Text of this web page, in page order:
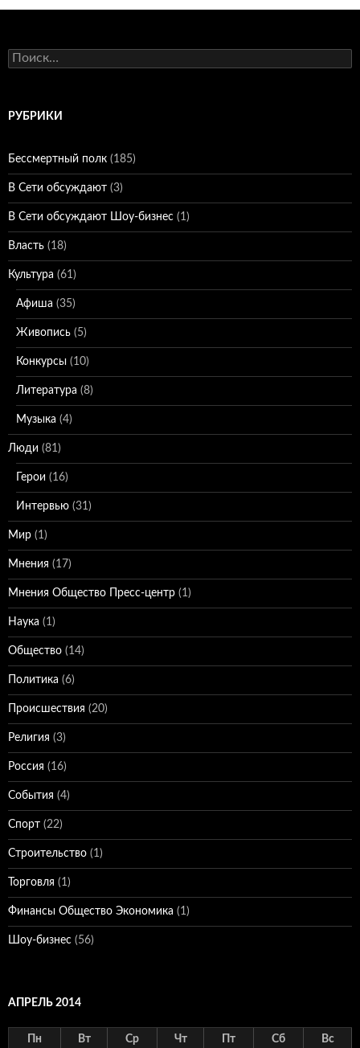
Найти:
РУБРИКИ
Бессмертный полк (185)
В Сети обсуждают (3)
В Сети обсуждают Шоу-бизнес (1)
Власть (18)
Культура (61)
Афиша (35)
Живопись (5)
Конкурсы (10)
Литература (8)
Музыка (4)
Люди (81)
Герои (16)
Интервью (31)
Мир (1)
Мнения (17)
Мнения Общество Пресс-центр (1)
Наука (1)
Общество (14)
Политика (6)
Происшествия (20)
Религия (3)
Россия (16)
События (4)
Спорт (22)
Строительство (1)
Торговля (1)
Финансы Общество Экономика (1)
Шоу-бизнес (56)
АПРЕЛЬ 2014
Пн Вт Ср Чт Пт Сб Вс